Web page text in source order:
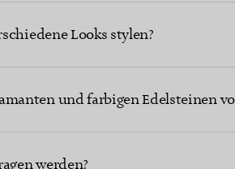
Looks stylen?
und farbigen Edelsteinen
werden?